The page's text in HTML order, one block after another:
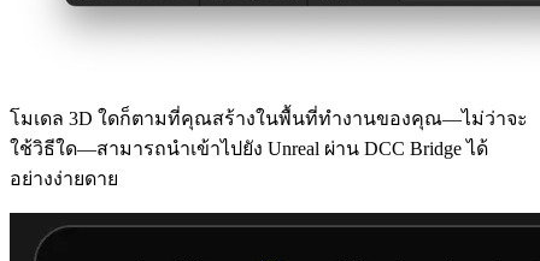
โมเดล 3D ใดก็ตามที่คุณสร้างในพื้นที่ทำงานของคุณ—ไม่ว่าจะ
ใช้วิธีใด—สามารถนำเข้าไปยัง Unreal ผ่าน DCC Bridge ได้
อย่างง่ายดาย